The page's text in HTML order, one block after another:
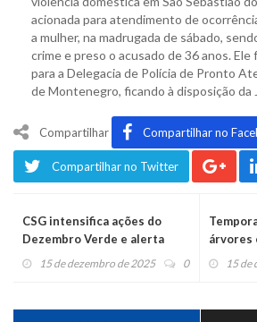
acionada para atendimento de
a mulher, na madrugada de sábado,
crime e preso o acusado de 36 anos. Ele
para a Delegacia de Polícia de Pronto
de Montenegro, ficando à disposição da
Compartilhar Compartilhar no
Compartilhar no Twitter
CSG intensifica ações do
Dezembro Verde e alerta
para o crime de abandono de
15 de dezembro de 2025 0
árvores
15 de